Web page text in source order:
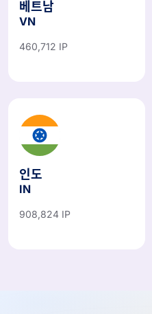
베트남
VN
460,712 IP
인도
IN
908,824 IP